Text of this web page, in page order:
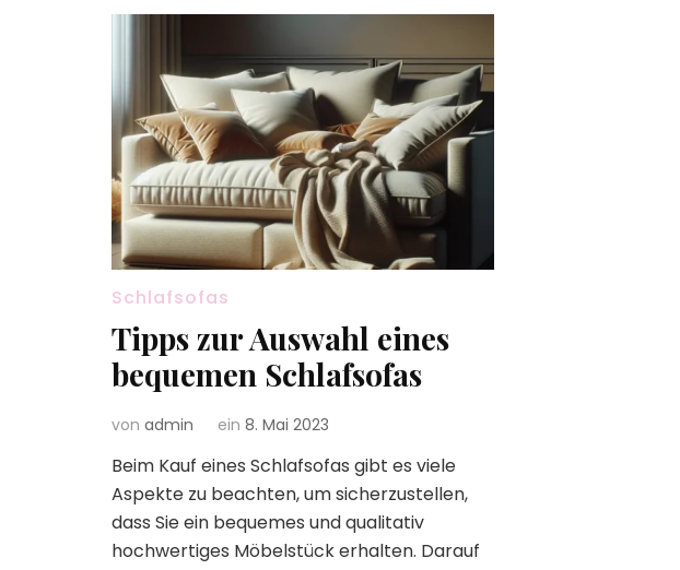
Schlafsofas
Tipps zur Auswahl eines
bequemen Schlafsofas
von admin ein 8. Mai 2023
Beim Kauf eines Schlafsofas gibt es viele
Aspekte zu beachten, um sicherzustellen,
dass Sie ein bequemes und qualitativ
hochwertiges Möbelstück erhalten. Darauf